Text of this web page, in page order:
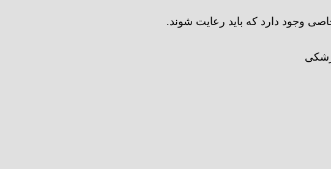
وجود دارد که باید رعایت شوند.